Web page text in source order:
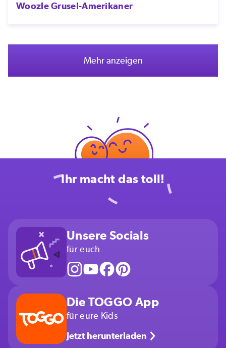
Woozle Grusel-Amerikaner
Mehr anzeigen
Ihr macht das toll!
Unsere Socials
für euch
Die TOGGO App
für eure Kids
Jetzt herunterladen